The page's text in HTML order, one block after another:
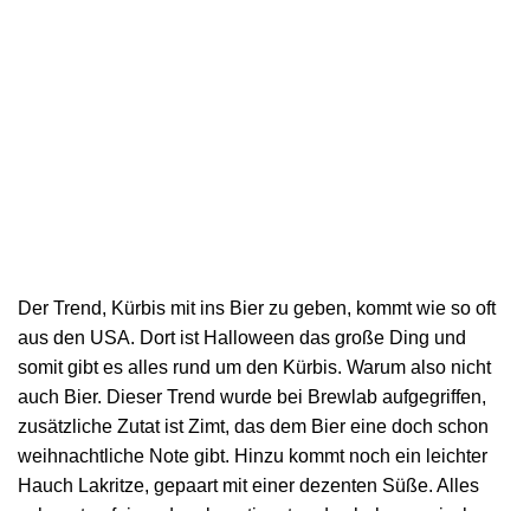
Der Trend, Kürbis mit ins Bier zu geben, kommt wie so oft
aus den USA. Dort ist Halloween das große Ding und
somit gibt es alles rund um den Kürbis. Warum also nicht
auch Bier. Dieser Trend wurde bei Brewlab aufgegriffen,
zusätzliche Zutat ist Zimt, das dem Bier eine doch schon
weihnachtliche Note gibt. Hinzu kommt noch ein leichter
Hauch Lakritze, gepaart mit einer dezenten Süße. Alles